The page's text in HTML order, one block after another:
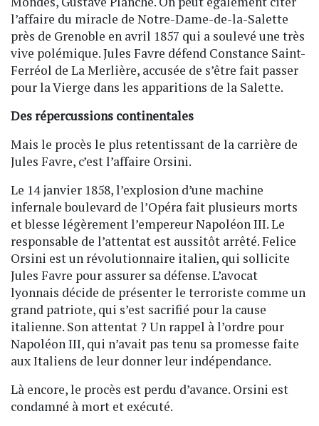
l’affaire du miracle de Notre-Dame-de-la-Salette
près de Grenoble en avril 1857 qui a soulevé une très
vive polémique. Jules Favre défend Constance Saint-
Ferréol de La Merlière, accusée de s’être fait passer
pour la Vierge dans les apparitions de la Salette.
Des répercussions continentales
Mais le procès le plus retentissant de la carrière de
Jules Favre, c’est l’affaire Orsini.
Le 14 janvier 1858, l’explosion d’une machine
infernale boulevard de l’Opéra fait plusieurs morts
et blesse légèrement l’empereur Napoléon III. Le
responsable de l’attentat est aussitôt arrêté. Felice
Orsini est un révolutionnaire italien, qui sollicite
Jules Favre pour assurer sa défense. L’avocat
lyonnais décide de présenter le terroriste comme un
grand patriote, qui s’est sacrifié pour la cause
italienne. Son attentat ? Un rappel à l’ordre pour
Napoléon III, qui n’avait pas tenu sa promesse faite
aux Italiens de leur donner leur indépendance.
Là encore, le procès est perdu d’avance. Orsini est
condamné à mort et exécuté.